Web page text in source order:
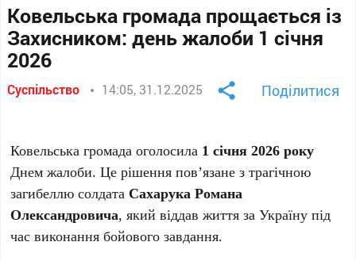
Ковельська громада прощається із
Захисником: день жалоби 1 січня
2026
Суспільство 14:05, 31.12.2025 Поділитися
Ковельська громада оголосила 1 січня 2026 року
Днем жалоби. Це рішення пов’язане з трагічною
загибеллю солдата Сахарука Романа
Олександровича, який віддав життя за Україну під
час виконання бойового завдання.